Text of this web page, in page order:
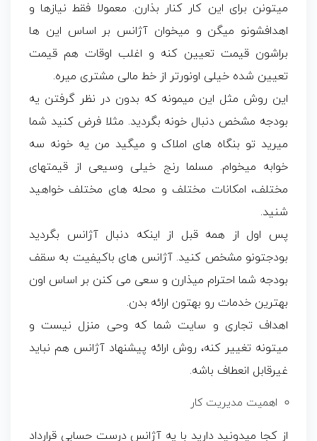
میتونن برای این کار کنار بذارن. معمولا فقط نیازها و
اهدافشونو میگن و میخوان آژانس بر اساس این ها
براشون قیمت تعیین کنه و اغلب اوقات هم قیمت
تعیین شده خیلی اونورتر از خط مالی مشتری میره.
این روش مثل این میمونه که بدون در نظر گرفتن یه
بودجه مشخص دنبال خونه بگردید. مثلا فرض کنید شما
میرید تو بنگاه های املاک و میگید من یه خونه سه
خوابه میخوام. مسلما رنج خیلی وسیعی از قیمتهای
مختلف، امکانات مختلف و محله های مختلف خواهید
شنید.
پس اول از همه قبل از اینکه دنبال آژانس بگردید
بودجتونو مشخص کنید. آژانس های باکیفیت به سقف
بودجه شما احترام میذارن و سعی می کنن بر اساس اون
بهترین خدمات رو بهتون ارائه بدن.
اهداف تجاری و سایت شما که وحی منزل نیست و
میتونه تغییر کنه، روش ارائه پیشنهاد آژانس هم نباید
غیرقابل انعطاف باشه.
اهمیت مدیریت کار
از کجا میدونید دارید با یه آژانس درست حسابی قرارداد